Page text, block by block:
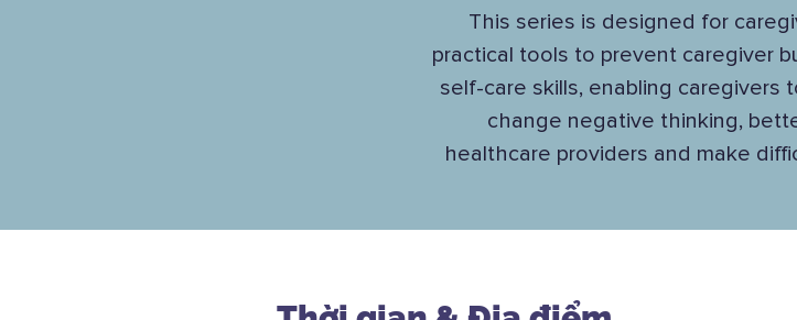
This series is designed for
practical tools to prevent caregiver
self-care skills, enabling caregivers
change negative thinking,
healthcare providers and make